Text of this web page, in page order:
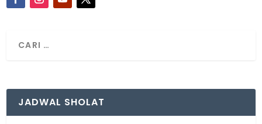
JADWAL SHOLAT